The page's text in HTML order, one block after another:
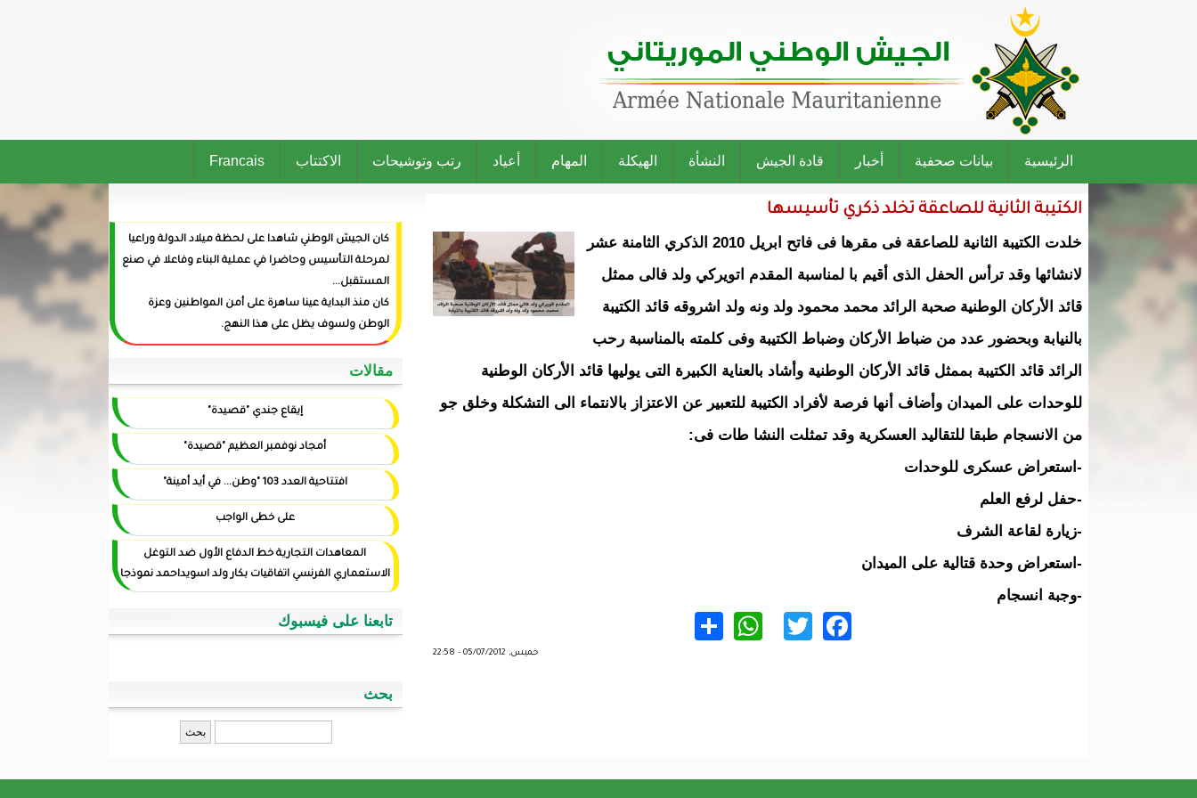
الرئيسية بيانات صحفية أخبار قادة الجيش النشأة الهيكلة المهام أعياد رتب وتوشيحات الاكتتاب Francais
الكتيبة الثانية للصاعقة تخلد ذكري تأسيسها
خلدت الكتيبة الثانية للصاعقة فى مقرها فى فاتح ابريل 2010 الذكري الثامنة عشر
لانشائها وقد ترأس الحفل الذى أقيم با لمناسبة المقدم اتويركي ولد فالى ممثل
قائد الأركان الوطنية صحبة الرائد محمد محمود ولد ونه ولد اشروقه قائد الكتيبة
بالنيابة وبحضور عدد من ضباط الأركان وضباط الكتيبة وفى كلمته بالمناسبة رحب
الرائد قائد الكتيبة بممثل قائد الأركان الوطنية وأشاد بالعناية الكبيرة التى يوليها قائد الأركان الوطنية
للوحدات على الميدان وأضاف أنها فرصة لأفراد الكتيبة للتعبير عن الاعتزاز بالانتماء الى التشكلة وخلق جو
من الانسجام طبقا للتقاليد العسكرية وقد تمثلت النشا طات فى:
-استعراض عسكرى للوحدات
-حفل لرفع العلم
-زيارة لقاعة الشرف
-استعراض وحدة قتالية على الميدان
-وجبة انسجام
Facebook
Twitter
WhatsApp
خميس, 05/07/2012 - 22:58
كان الجيش الوطني شاهدا على لحظة ميلاد الدولة وراعيا
لمرحلة التأسيس وحاضرا في عملية البناء وفاعلا في صنع
المستقبل...
كان منذ البداية عينا ساهرة على أمن المواطنين وعزة
الوطن ولسوف يظل على هذا النهج.
‏مقالات
إيقاع جندي "قصيدة"
أمجاد نوفمبر العظيم "قصيدة"
افتتاحية العدد 103 "وطن... في أيد أمينة"
على خطى الواجب
المعاهدات التجارية خط الدفاع الأول ضد التوغل
الاستعماري الفرنسي اتفاقيات بكار ولد اسويداحمد نموذجا
تابعنا على فيسبوك
بحث